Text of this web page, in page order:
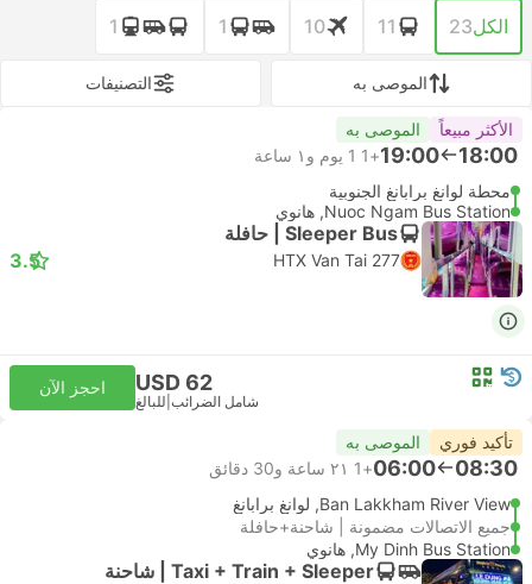
الكل23
11
10
1
1
الموصى به التصنيفات
الأكثر مبيعاً الموصى به
18:00
19:00
+1
1 يوم و١ ساعة
محطة لوانغ برابانغ الجنوبية
Nuoc Ngam Bus Station, هانوي
Sleeper Bus | حافلة
HTX Van Tai 277
3.5
USD 62
شامل الضرائب للبالغ
احجز الآن
تأكيد فوري الموصى به
08:30
06:00
+1
٢١ ساعة و‫30 دقائق
Ban Lakkham River View, لوانغ برابانغ
جميع الاتصالات مضمونة | شاحنة+حافلة
My Dinh Bus Station, هانوي
Taxi + Train + Sleeper | شاحنة